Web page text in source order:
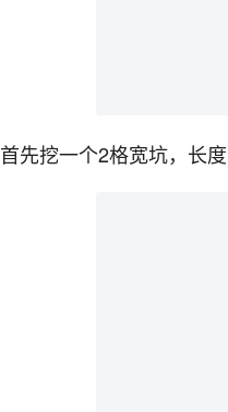
首先挖一个2格宽坑，长